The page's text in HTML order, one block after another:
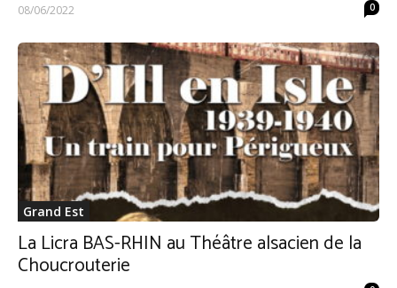
08/06/2022 0
Grand Est
La Licra BAS-RHIN au Théâtre alsacien de la
Choucrouterie